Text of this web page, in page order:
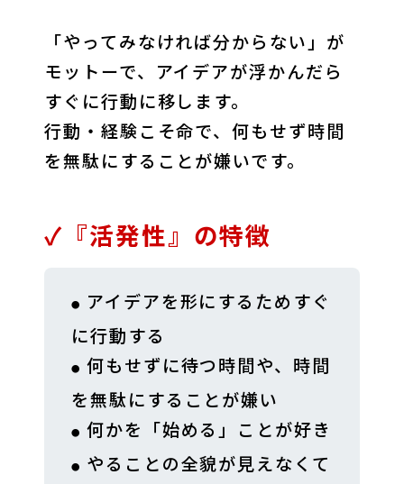
「やってみなければ分からない」が
モットーで、アイデアが浮かんだら
すぐに行動に移します。
行動・経験こそ命で、何もせず時間
を無駄にすることが嫌いです。
✓『活発性』の特徴
アイデアを形にするためすぐ
に行動する
何もせずに待つ時間や、時間
を無駄にすることが嫌い
何かを「始める」ことが好き
やることの全貌が見えなくて